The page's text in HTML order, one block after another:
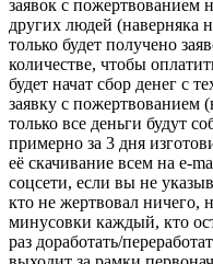
заявок с пожертвованием
других людей (наверняка
только будет получено
количестве, чтобы
будет начат сбор денег с
заявку с пожертвованием
только все деньги будут
примерно за 3 дня
её скачивание всем на e-
соцсети, если вы не
кто не жертвовал ничего,
минусовки каждый, кто
раз доработать/